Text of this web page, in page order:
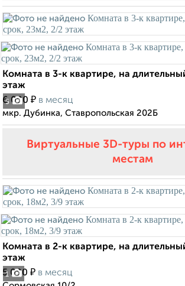
5
Комната в 3-к квартире, на
этаж
6 000 ₽ в месяц
мкр. Дубинка, Ставропольская 202Б
Виртуальные 3D-туры по
местам
1
Комната в 2-к квартире, на
этаж
5 000 ₽ в месяц